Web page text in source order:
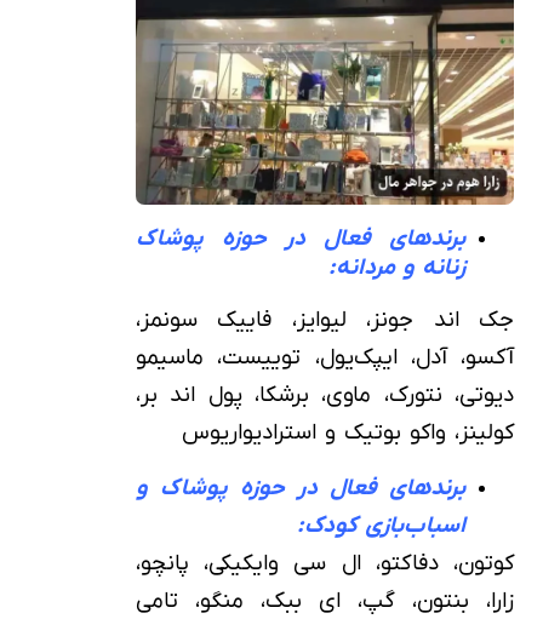
برندهای فعال در حوزه پوشاک
زنانه و مردانه:
جک اند جونز، لیوایز، فاییک سونمز،
آکسو، آدل، ایپک‌یول، توییست، ماسیمو
دیوتی، نتورک، ماوی، برشکا، پول اند بر،
کولینز، واکو بوتیک و استرادیواریوس
برندهای فعال در حوزه پوشاک و
اسباب‌بازی کودک:
کوتون، دفاکتو، ال سی وایکیکی، پانچو،
زارا، بنتون، گپ، ای ببک، منگو، تامی